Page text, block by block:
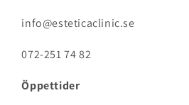
info@esteticaclinic.se
072-251 74 82
Öppettider